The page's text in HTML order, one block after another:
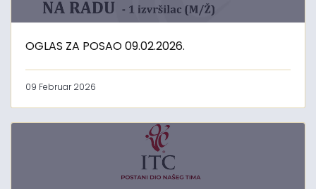
OGLAS ZA POSAO 09.02.2026.
09 Februar 2026